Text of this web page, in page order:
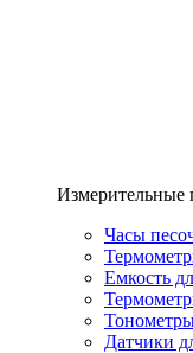
Измерительные
Часы
Емкость
Датчики